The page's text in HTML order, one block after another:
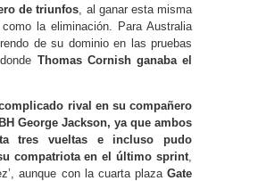
de triunfos , al ganar esta misma
la eliminación. Para Australia
de su dominio en las pruebas
Thomas Cornish ganaba el
rival en su compañero
George Jackson, ya que ambos
tres vueltas e incluso pudo
compatriota en el último sprint
aunque con la cuarta plaza Gate